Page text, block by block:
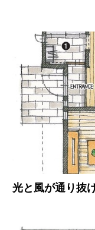
光と風が通り抜